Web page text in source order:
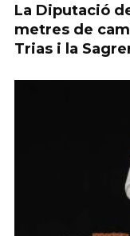
La Diputació
metres de
Trias i la